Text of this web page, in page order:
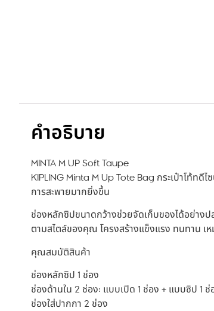
คำอธิบาย
MINTA M UP Soft Taupe
KIPLING Minta M Up Tote Bag กระเป๋าโท้ท
การสะพายมากยิ่งขึ้น
ช่องหลักซิปขนาดกว้างช่วยจัดเก็บของได้อย่างป
ตามสไตล์ของคุณ โครงสร้างแข็งแรง ทนทาน เห
คุณสมบัติสินค้า
ช่องหลักซิป 1 ช่อง
ช่องด้านใน 2 ช่อง: แบบเปิด 1 ช่อง + แบบซิป 1 ช่
ช่องใส่ปากกา 2 ช่อง